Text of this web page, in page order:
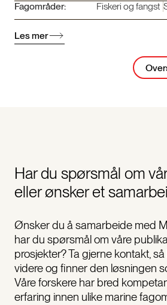
Fagområder:
Fiskeri og fangst
Les mer
Har du spørsmål om
eller ønsker et
Ønsker du å samarbeide med
har du spørsmål om våre
prosjekter? Ta gjerne kontakt,
videre og finner den løsningen
Våre forskere har bred
erfaring innen ulike marine